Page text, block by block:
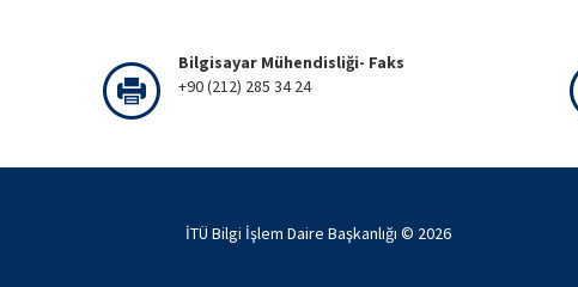
Bilgisayar Mühendisliği- Faks
+90 (212) 285 34 24
İTÜ Bilgi İşlem Daire Başkanlığı © 2026